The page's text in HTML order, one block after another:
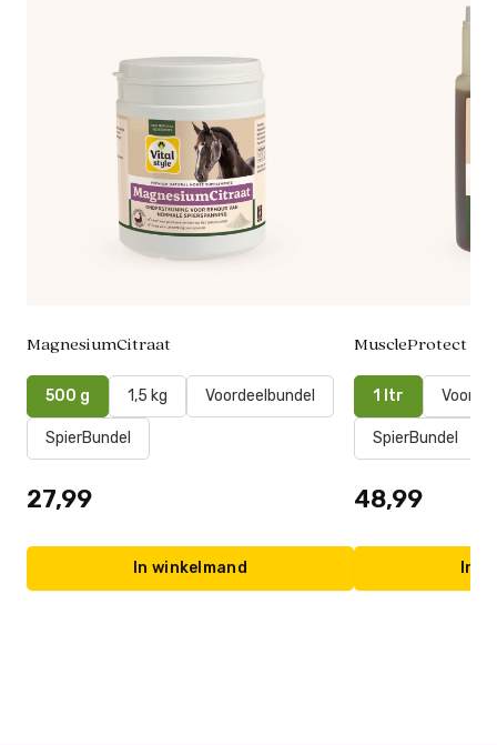
MagnesiumCitraat
500 g 1,5 kg Voordeelbundel
SpierBundel
27,99
In winkelmand
MuscleProtect
1 ltr
SpierBundel
48,99
In